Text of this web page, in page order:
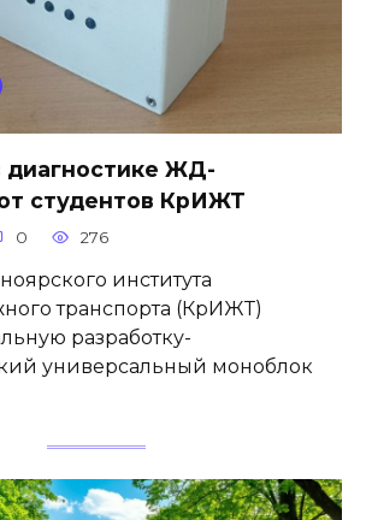
диагностике ЖД-
студентов КрИЖТ
0 276
института
транспорта (КрИЖТ)
разработку-
универсальный моноблок